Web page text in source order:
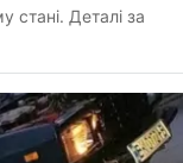
Деталі за